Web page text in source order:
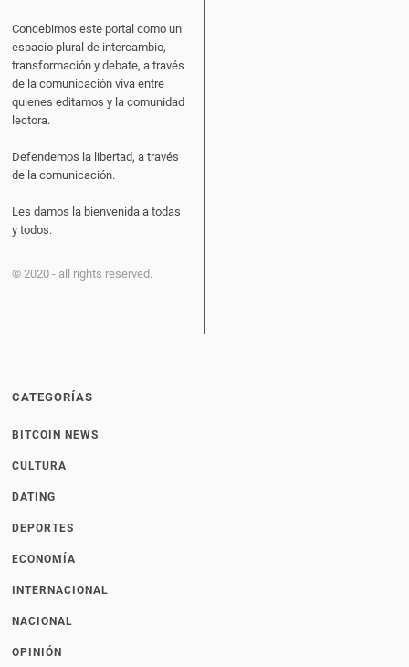
Concebimos este portal como un
espacio plural de intercambio,
transformación y debate, a través
de la comunicación viva entre
quienes editamos y la comunidad
lectora.
Defendemos la libertad, a través
de la comunicación.
Les damos la bienvenida a todas
y todos.
© 2020 - all rights reserved.
CATEGORÍAS
BITCOIN NEWS
CULTURA
DATING
DEPORTES
ECONOMÍA
INTERNACIONAL
NACIONAL
OPINIÓN